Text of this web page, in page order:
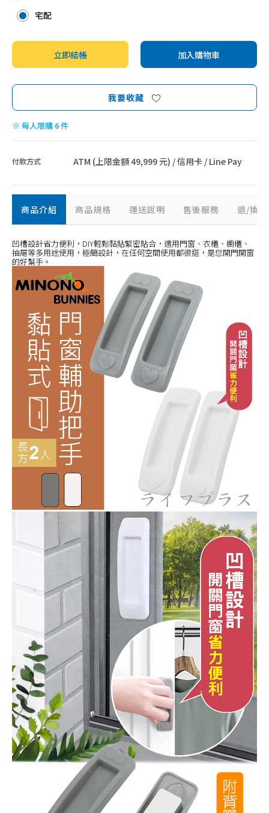
宅配
立即結帳 加入購物車
我要收藏
※ 每人限購 6 件
付款方式 ATM (上限金額 49,999 元) / 信用卡 / Line Pay
商品介紹 商品規格 運送說明 售後服務 退/換
凹槽設計省力便利，DIY輕鬆黏貼緊密貼合，適用門窗、衣櫃、櫥櫃、
抽屜等多用途使用，極簡設計，在任何空間使用都很搭，是您開門開窗
的好幫手。